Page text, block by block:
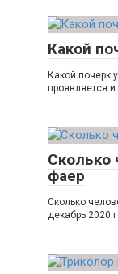
Какой
Какой почерк
проявляется
Сколько
фаер
Сколько
декабрь 2020